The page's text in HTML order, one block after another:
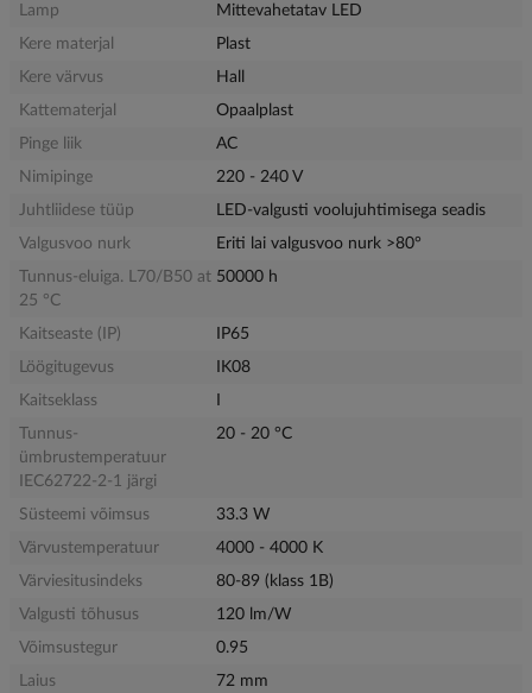
Lamp
Mittevahetatav LED
Kere materjal
Plast
Kere värvus
Hall
Kattematerjal
Opaalplast
Pinge liik
AC
Nimipinge
220 - 240 V
Juhtliidese tüüp
LED-valgusti voolujuhtimisega seadis
Valgusvoo nurk
Eriti lai valgusvoo nurk >80°
Tunnus-eluiga. L70/B50 at
25 °C
50000 h
Kaitseaste (IP)
IP65
Löögitugevus
IK08
Kaitseklass
Tunnus-
ümbrustemperatuur
IEC62722-2-1 järgi
20 - 20 °C
Süsteemi võimsus
33.3 W
Värvustemperatuur
4000 - 4000 K
Värviesitusindeks
80-89 (klass 1B)
Valgusti tõhusus
120 lm/W
Võimsustegur
0.95
Laius
72 mm